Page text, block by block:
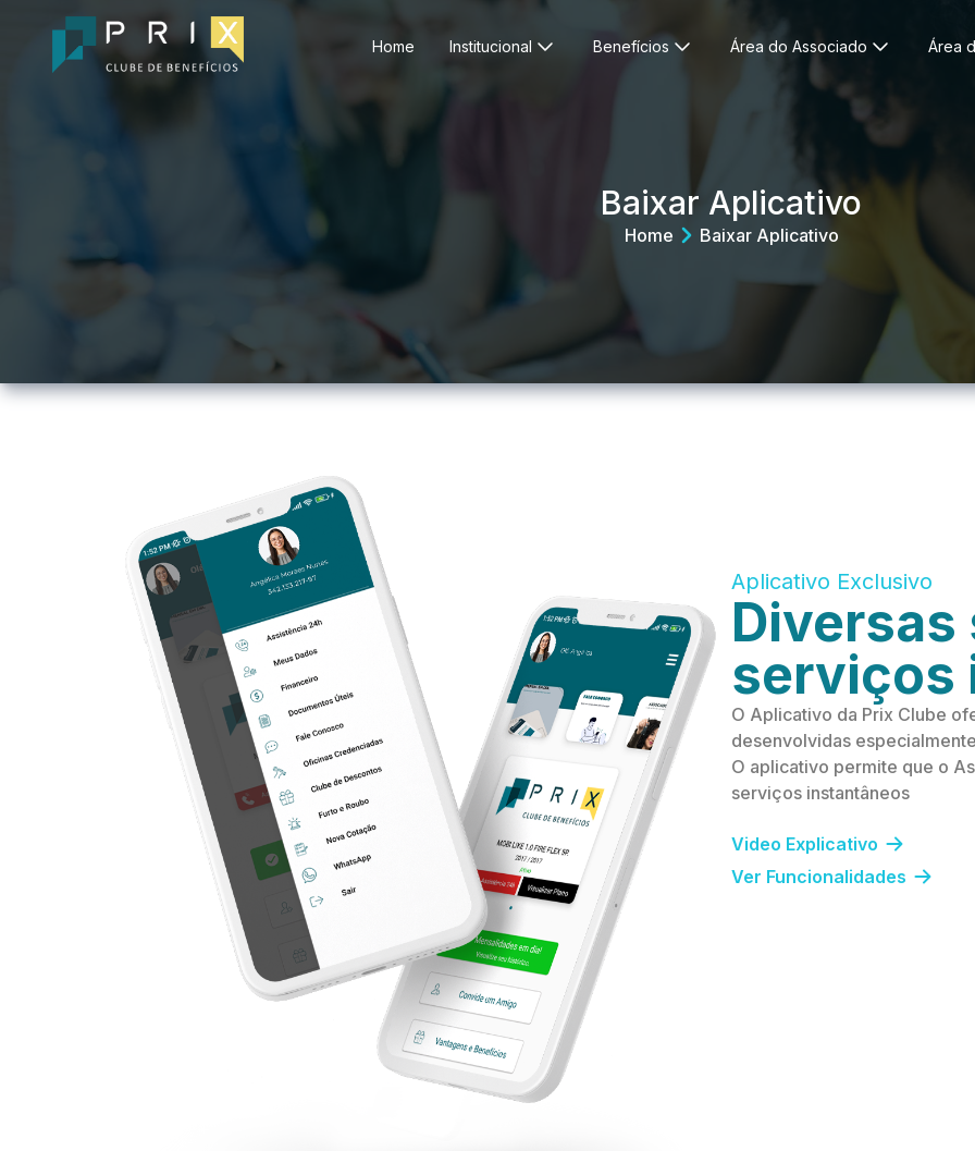
Home Institucional Benefícios Área do Associado Área
Baixar Aplicativo
Home Baixar Aplicativo
Aplicativo Exclusivo
serviços
O Aplicativo da Prix Clube
desenvolvidas
O aplicativo permite que o
serviços instantâneos
Video Explicativo
Ver Funcionalidades